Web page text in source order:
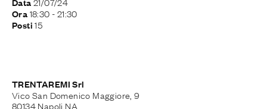
Ora18:30 - 21:30
Posti15
TRENTAREMI Srl
Vico San Domenico Maggiore, 9
80134 Napoli NA